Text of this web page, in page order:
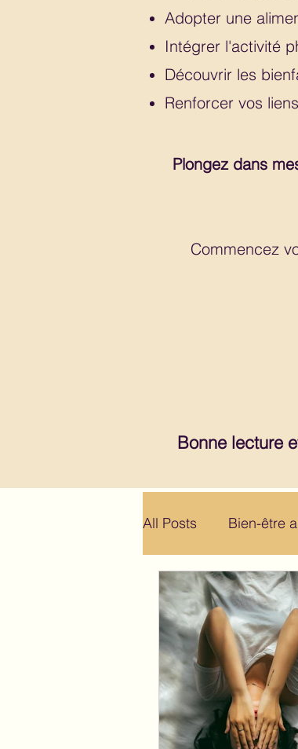
Adopter une
Intégrer l'activité
Découvrir les
Renforcer vos
Plongez dans
Commencez
Bonne lecture
All Posts Bien-être
Gestion du stress